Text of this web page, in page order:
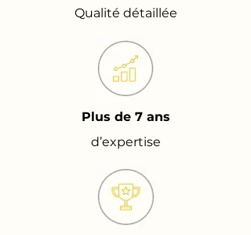
Qualité détaillée
Plus de 7 ans
d’expertise